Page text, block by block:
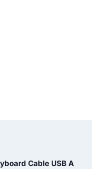
Cable USB A